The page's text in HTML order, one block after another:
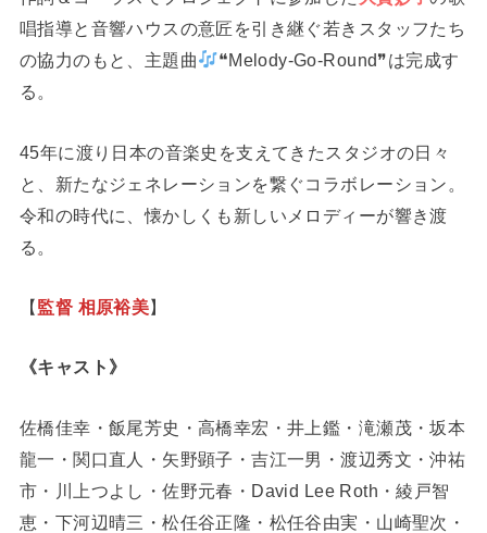
唱指導と音響ハウスの意匠を引き継ぐ若きスタッフたち
の協力のもと、主題曲
❝Melody-Go-Round❞は完成す
る。
45年に渡り日本の音楽史を支えてきたスタジオの日々
と、新たなジェネレーションを繋ぐコラボレーション。
令和の時代に、懐かしくも新しいメロディーが響き渡
る。
【監督 相原裕美】
《キャスト》
佐橋佳幸・飯尾芳史・高橋幸宏・井上鑑・滝瀬茂・坂本
龍一・関口直人・矢野顕子・吉江一男・渡辺秀文・沖祐
市・川上つよし・佐野元春・David Lee Roth・綾戸智
恵・下河辺晴三・松任谷正隆・松任谷由実・山崎聖次・